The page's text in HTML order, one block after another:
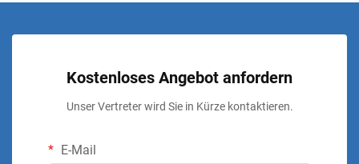
Kostenloses Angebot anfordern
Unser Vertreter wird Sie in Kürze kontaktieren.
E-Mail